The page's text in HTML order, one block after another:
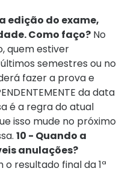
edição do exame,
Como faço? No
quem estiver
semestres ou no
fazer a prova e
da data
é a regra do atual
isso mude no próximo
10 - Quando a
anulações?
resultado final da 1ª